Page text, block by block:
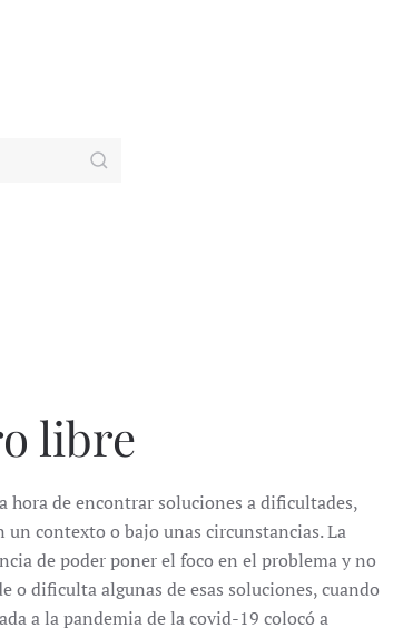
libre
hora de encontrar soluciones a dificultades,
contexto o bajo unas circunstancias. La
de poder poner el foco en el problema y no
o dificulta algunas de esas soluciones, cuando
a la pandemia de la covid-19 colocó a